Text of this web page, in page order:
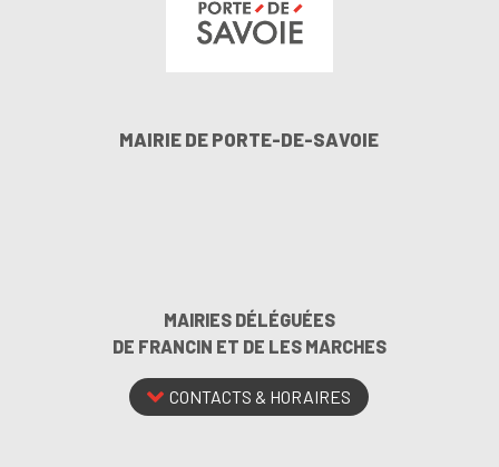
MAIRIE DE PORTE-DE-SAVOIE
MAIRIES DÉLÉGUÉES
DE FRANCIN ET DE LES MARCHES
CONTACTS & HORAIRES